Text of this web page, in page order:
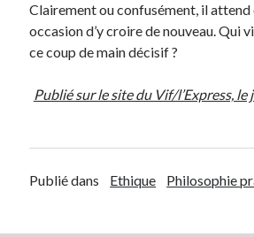
Clairement ou confusément, il attend
occasion d’y croire de nouveau. Qui
ce coup de main décisif ?
Publié sur le site du Vif/l’Express, le
Publié dans Ethique Philosophie